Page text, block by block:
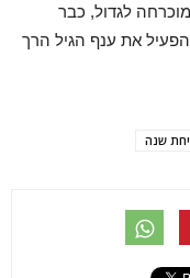
לגדול, כבר
את ענף הגיל הרך
שנה